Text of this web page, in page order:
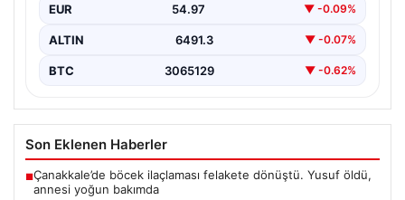
EUR 54.97 ▼ -0.09%
ALTIN 6491.3 ▼ -0.07%
BTC 3065129 ▼ -0.62%
Son Eklenen Haberler
■Çanakkale’de böcek ilaçlaması felakete dönüştü. Yusuf öldü,
annesi yoğun bakımda